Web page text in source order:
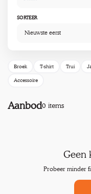
SORTEER
Broek T-shirt Trui
Accessoire
Aanbod0 items
Geen
Probeer minder